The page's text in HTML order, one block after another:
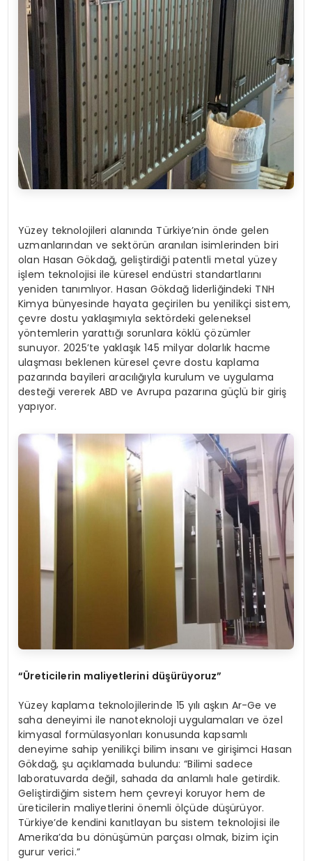
Yüzey teknolojileri alanında Türkiye’nin önde gelen
uzmanlarından ve sektörün aranılan isimlerinden biri
olan Hasan Gökdağ, geliştirdiği patentli metal yüzey
işlem teknolojisi ile küresel endüstri standartlarını
yeniden tanımlıyor. Hasan Gökdağ liderliğindeki TNH
Kimya bünyesinde hayata geçirilen bu yenilikçi sistem,
çevre dostu yaklaşımıyla sektördeki geleneksel
yöntemlerin yarattığı sorunlara köklü çözümler
sunuyor. 2025’te yaklaşık 145 milyar dolarlık hacme
ulaşması beklenen küresel çevre dostu kaplama
pazarında bayileri aracılığıyla kurulum ve uygulama
desteği vererek ABD ve Avrupa pazarına güçlü bir giriş
yapıyor.
“Üreticilerin maliyetlerini düşürüyoruz”
Yüzey kaplama teknolojilerinde 15 yılı aşkın Ar-Ge ve
saha deneyimi ile nanoteknoloji uygulamaları ve özel
kimyasal formülasyonları konusunda kapsamlı
deneyime sahip yenilikçi bilim insanı ve girişimci Hasan
Gökdağ, şu açıklamada bulundu: “Bilimi sadece
laboratuvarda değil, sahada da anlamlı hale getirdik.
Geliştirdiğim sistem hem çevreyi koruyor hem de
üreticilerin maliyetlerini önemli ölçüde düşürüyor.
Türkiye’de kendini kanıtlayan bu sistem teknolojisi ile
Amerika’da bu dönüşümün parçası olmak, bizim için
gurur verici.”